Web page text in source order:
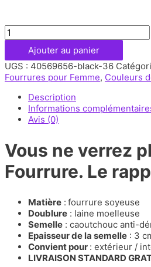
quantité
de
Claquette
à
Fourrure
Profond
Ajouter au panier
UGS : 40569656-black-36
Fourrures pour Femme, Couleurs
Description
Informations
Avis (0)
Vous ne verrez
Fourrure. Le
Matière : fourrure soyeuse
Doublure : laine moelleuse
Semelle : caoutchouc anti-
Epaisseur de la semelle : 3
Convient pour : extérieur /
LIVRAISON STANDARD